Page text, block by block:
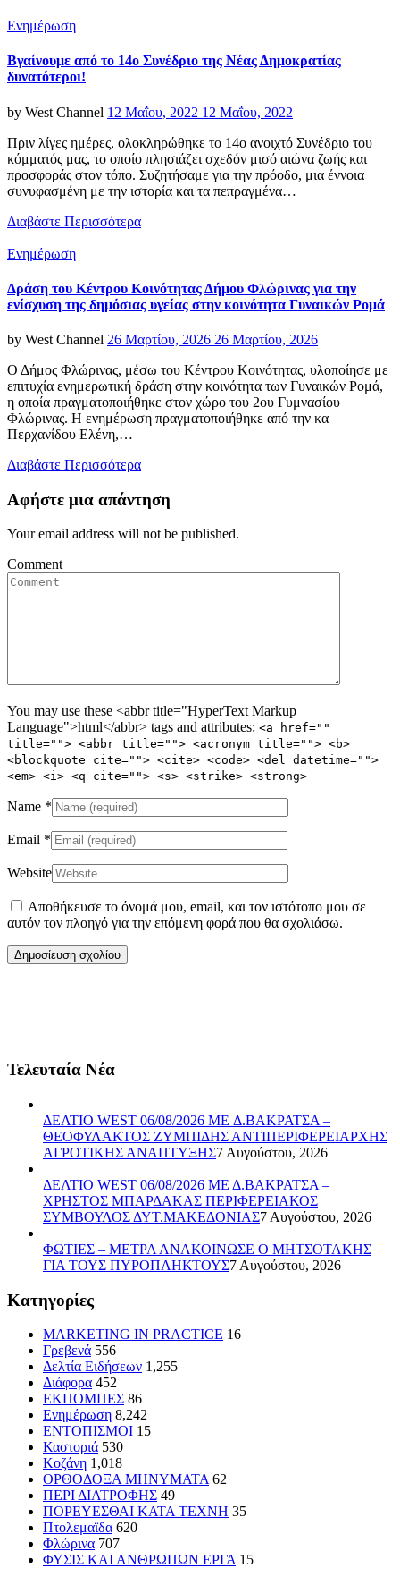
Categories
Ενημέρωση
Βγαίνουμε από το 14o Συνέδριο της Νέας Δημοκρατίας
δυνατότεροι!
by West Channel Posted
12 Μαΐου, 2022 12 Μαΐου, 2022
Πριν λίγες ημέρες, ολοκληρώθηκε το 14ο ανοιχτό Συνέδριο του
κόμματός μας, το οποίο πλησιάζει σχεδόν μισό αιώνα ζωής και
προσφοράς στον τόπο. Συζητήσαμε για την πρόοδο, μια έννοια
συνυφασμένη με την ιστορία και τα πεπραγμένα…
Διαβάστε Περισσότερα
Categories
Ενημέρωση
Δράση του Κέντρου Κοινότητας Δήμου Φλώρινας για την
ενίσχυση της δημόσιας υγείας στην κοινότητα Γυναικών Ρομά
by West Channel Posted
26 Μαρτίου, 2026 26 Μαρτίου, 2026
Ο Δήμος Φλώρινας, μέσω του Κέντρου Κοινότητας, υλοποίησε με
επιτυχία ενημερωτική δράση στην κοινότητα των Γυναικών Ρομά,
η οποία πραγματοποιήθηκε στον χώρο του 2ου Γυμνασίου
Φλώρινας. Η ενημέρωση πραγματοποιήθηκε από την κα
Περχανίδου Ελένη,…
Διαβάστε Περισσότερα
Αφήστε μια απάντηση
Your email address will not be published.
Comment
You may use these <abbr title="HyperText Markup
Language">html</abbr> tags and attributes: <a href=""
title=""> <abbr title=""> <acronym title=""> <b>
<blockquote cite=""> <cite> <code> <del datetime="">
<em> <i> <q cite=""> <s> <strike> <strong>
Name *
Email *
Website
Αποθήκευσε το όνομά μου, email, και τον ιστότοπο μου σε
αυτόν τον πλοηγό για την επόμενη φορά που θα σχολιάσω.
Τελευταία Νέα
ΔΕΛΤΙΟ WEST 06/08/2026 ME Δ.ΒΑΚΡΑΤΣΑ –
ΘΕΟΦΥΛΑΚΤΟΣ ΖΥΜΠΙΔΗΣ ΑΝΤΙΠΕΡΙΦΕΡΕΙΑΡΧΗΣ
ΑΓΡΟΤΙΚΗΣ ΑΝΑΠΤΥΞΗΣ7 Αυγούστου, 2026
ΔΕΛΤΙΟ WEST 06/08/2026 ΜΕ Δ.ΒΑΚΡΑΤΣΑ –
ΧΡΗΣΤΟΣ ΜΠΑΡΔΑΚΑΣ ΠΕΡΙΦΕΡΕΙΑΚΟΣ
ΣΥΜΒΟΥΛΟΣ ΔΥΤ.ΜΑΚΕΔΟΝΙΑΣ7 Αυγούστου, 2026
ΦΩΤΙΕΣ – ΜΕΤΡΑ ΑΝΑΚΟΙΝΩΣΕ Ο ΜΗΤΣΟΤΑΚΗΣ
ΓΙΑ ΤΟΥΣ ΠΥΡΟΠΛΗΚΤΟΥΣ7 Αυγούστου, 2026
Kατηγορίες
MARKETING IN PRACTICE 16
Γρεβενά 556
Δελτία Ειδήσεων 1,255
Διάφορα 452
ΕΚΠΟΜΠΕΣ 86
Ενημέρωση 8,242
ΕΝΤΟΠΙΣΜΟΙ 15
Καστοριά 530
Κοζάνη 1,018
ΟΡΘΟΔΟΞΑ ΜΗΝΥΜΑΤΑ 62
ΠΕΡΙ ΔΙΑΤΡΟΦΗΣ 49
ΠΟΡΕΥΕΣΘΑΙ ΚΑΤΑ ΤΕΧΝΗ 35
Πτολεμαϊδα 620
Φλώρινα 707
ΦΥΣΙΣ ΚΑΙ ΑΝΘΡΩΠΩΝ ΕΡΓΑ 15